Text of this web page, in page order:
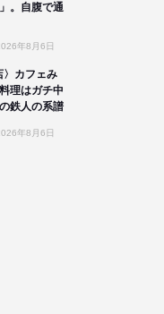
。自腹で通
年8月6日
〉カフェみ
理はガチ中
鉄人の系譜
年8月6日